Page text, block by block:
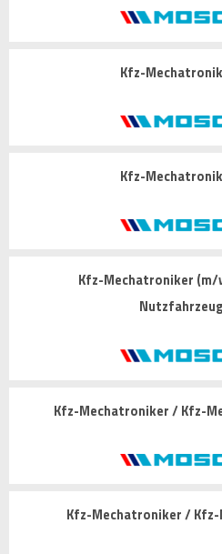
Kfz-
Kfz-
Kfz-Mechatroniker
Kfz-Mechatroniker / Kfz-
Kfz-Mechatroniker /